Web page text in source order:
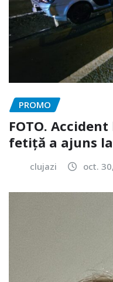
PROMO
FOTO.
fetiță a ajuns
clujazi oct.